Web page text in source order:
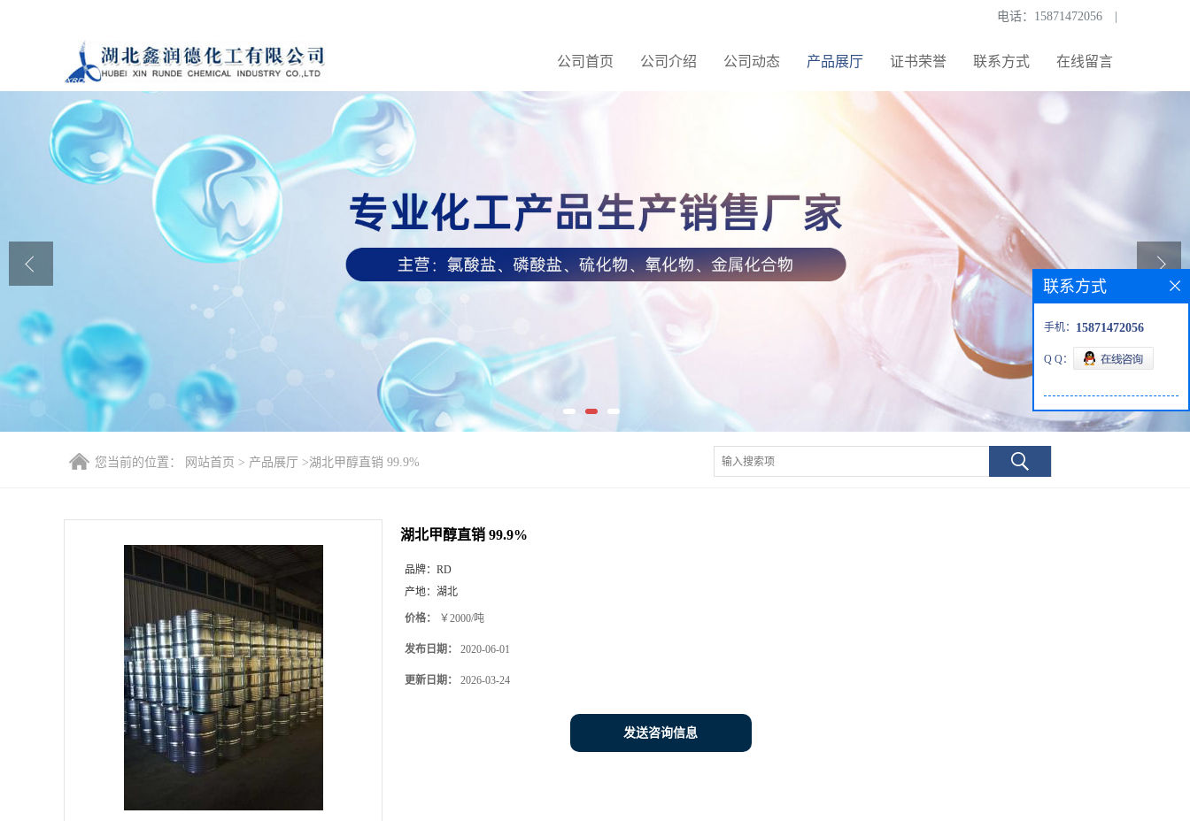
电话： 15871472056
公司首页 公司介绍 公司动态 产品展厅 证书荣誉 联系方式 在线留言
公司介绍
公司动态
产品展厅
联系方式
您当前的位置： 网站首页 > 产品展厅 >湖北甲醇直销 99.9%
湖北甲醇直销 99.9%
品牌： RD
产地： 湖北
价格： ￥2000/吨
发布日期： 2020-06-01
更新日期： 2026-03-24
发送咨询信息
联系方式
手机： 15871472056
Q Q：